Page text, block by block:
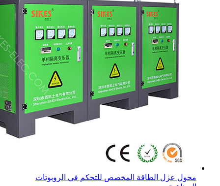
محول عزل الطاقة المخصص للتحكم في الروبوتات